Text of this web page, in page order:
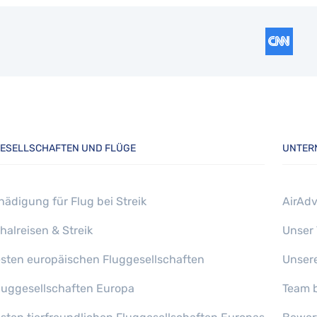
UND FLÜGE
für Flug bei Streik
& Streik
europäischen Fluggesellschaften
Europa
Unser
Team